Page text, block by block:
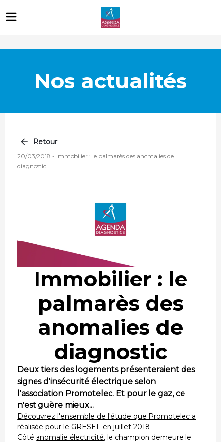
Nos actualités
Retour
20/03/2018 - Immobilier : le palmarès des anomalies de
diagnostic
Immobilier : le
palmarès des
anomalies de
diagnostic
Deux tiers des logements présenteraient des
signes d'insécurité électrique selon
l'association Promotelec. Et pour le gaz, ce
n'est guère mieux...
Découvrez l'ensemble de l'étude que Promotelec a
réalisée pour le GRESEL en juillet 2018
Côté anomalie électricité, le champion demeure le